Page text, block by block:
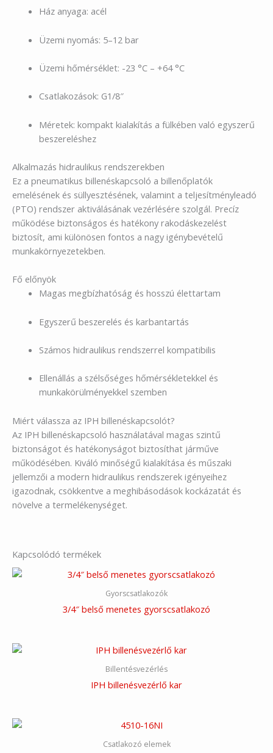
Ház anyaga: acél
Üzemi nyomás: 5–12 bar
Üzemi hőmérséklet: -23 °C – +64 °C
Csatlakozások: G1/8″
Méretek: kompakt kialakítás a fülkében való egyszerű
beszereléshez
Alkalmazás hidraulikus rendszerekben
Ez a pneumatikus billenéskapcsoló a billenőplatók
emelésének és süllyesztésének, valamint a teljesítményleadó
(PTO) rendszer aktiválásának vezérlésére szolgál. Precíz
működése biztonságos és hatékony rakodáskezelést
biztosít, ami különösen fontos a nagy igénybevételű
munkakörnyezetekben.
Fő előnyök
Magas megbízhatóság és hosszú élettartam
Egyszerű beszerelés és karbantartás
Számos hidraulikus rendszerrel kompatibilis
Ellenállás a szélsőséges hőmérsékletekkel és
munkakörülményekkel szemben
Miért válassza az IPH billenéskapcsolót?
Az IPH billenéskapcsoló használatával magas szintű
biztonságot és hatékonyságot biztosíthat járműve
működésében. Kiváló minőségű kialakítása és műszaki
jellemzői a modern hidraulikus rendszerek igényeihez
igazodnak, csökkentve a meghibásodások kockázatát és
növelve a termelékenységet.
Kapcsolódó termékek
Gyorscsatlakozók
3/4″ belső menetes gyorscsatlakozó
Billentésvezérlés
IPH billenésvezérlő kar
Csatlakozó elemek